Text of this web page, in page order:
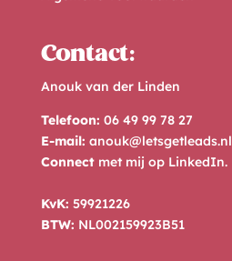
Contact:
Anouk van der Linden
Telefoon: 06 49 99 78 27
E-mail: anouk@letsgetleads.nl
Connectmet mij op LinkedIn.
KvK: 59921226
BTW: NL002159923B51